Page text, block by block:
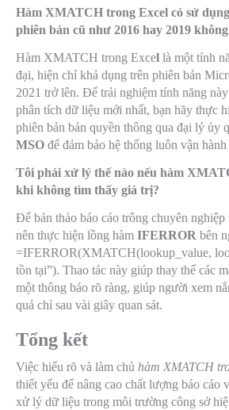
Hàm XMATCH trong Excel có sử
phiên bản cũ như 2016 hay 2019
Hàm XMATCH trong Excel là một tính
đại, hiện chỉ khả dụng trên phiên bản
2021 trở lên. Để trải nghiệm tính năng
phân tích dữ liệu mới nhất, bạn hãy thực
phiên bản bản quyền thông qua đại lý ủy
MSO để đảm bảo hệ thống luôn vận
Tôi phải xử lý thế nào nếu hàm
khi không tìm thấy giá trị?
Để bản thảo báo cáo trông chuyên nghiệp
nên thực hiện lồng hàm IFERROR bên
=IFERROR(XMATCH(lookup_value,
tồn tại”). Thao tác này giúp thay thế các
một thông báo rõ ràng, giúp người xem
quả chỉ sau vài giây quan sát.
Tổng kết
Việc hiểu rõ và làm chủ hàm XMATCH
thiết yếu để nâng cao chất lượng báo cáo
xử lý dữ liệu trong môi trường công sở